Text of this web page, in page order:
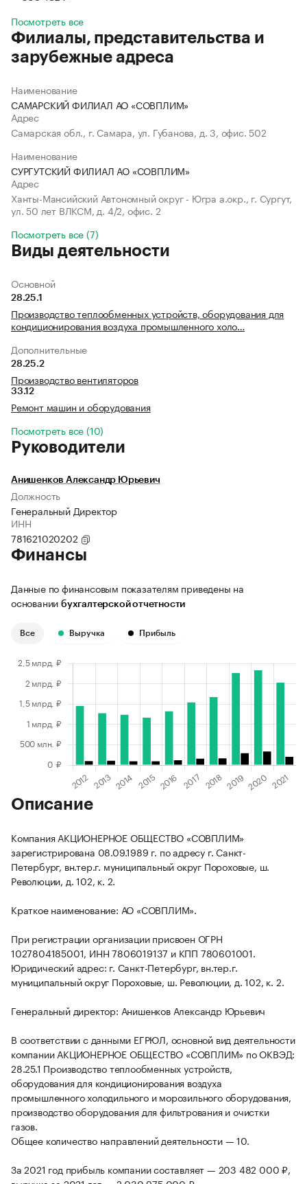
Посмотреть все
Филиалы, представительства и
зарубежные адреса
Наименование
САМАРСКИЙ ФИЛИАЛ АО «СОВПЛИМ»
Адрес
Самарская обл., г. Самара, ул. Губанова, д. 3, офис. 502
Наименование
СУРГУТСКИЙ ФИЛИАЛ АО «СОВПЛИМ»
Адрес
Ханты-Мансийский Автономный округ - Югра а.окр., г. Сургут,
ул. 50 лет ВЛКСМ, д. 4/2, офис. 2
Посмотреть все (7)
Виды деятельности
Основной
28.25.1
Производство теплообменных устройств, оборудования для
кондиционирования воздуха промышленного холо…
Дополнительные
28.25.2
Производство вентиляторов
33.12
Ремонт машин и оборудования
Посмотреть все (10)
Руководители
Анишенков Александр Юрьевич
Должность
Генеральный Директор
ИНН
781621020202
Финансы
Данные по финансовым показателям приведены на
основании бухгалтерской отчетности
Все Выручка Прибыль
Описание
Компания АКЦИОНЕРНОЕ ОБЩЕСТВО «СОВПЛИМ»
зарегистрирована 08.09.1989 г. по адресу г. Санкт-
Петербург, вн.тер.г. муниципальный округ Пороховые, ш.
Революции, д. 102, к. 2.
Краткое наименование: АО «СОВПЛИМ».
При регистрации организации присвоен ОГРН
1027804185001, ИНН 7806019137 и КПП 780601001.
Юридический адрес: г. Санкт-Петербург, вн.тер.г.
муниципальный округ Пороховые, ш. Революции, д. 102, к. 2.
Генеральный директор: Анишенков Александр Юрьевич
В соответствии с данными ЕГРЮЛ, основной вид деятельности
компании АКЦИОНЕРНОЕ ОБЩЕСТВО «СОВПЛИМ» по ОКВЭД:
28.25.1 Производство теплообменных устройств,
оборудования для кондиционирования воздуха
промышленного холодильного и морозильного оборудования,
производство оборудования для фильтрования и очистки
газов.
Общее количество направлений деятельности — 10.
За 2021 год прибыль компании составляет — 203 482 000 ₽,